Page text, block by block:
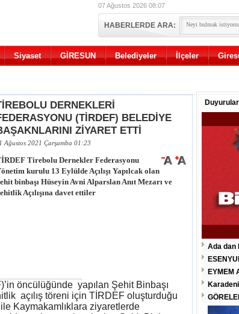
07 Ağustos 2026 08:07
HABERLERDE ARA:
Siyaset GİRESUN Belediyeler İlçeler
DERNEKLERİ
(TİRDEF) BELEDİYE
ZİYARET ETTİ
Ağustos 2021 Çarşamba 01:23
Tirebolu Dernekler Federasyonu
kurulu 13 Eylülde Açılışı Yapılcak olan
binbaşı Hüseyin Avni Alparslan Anıt Mezarı ve
Açılışına davet ettiler
öncülüğünde yapılan Şehit Binbaşı
açılış töreni için TİRDEF oluşturduğu
Kaymakamlıklara ziyaretlerde
Duyurular
Ada dan
EYMEM